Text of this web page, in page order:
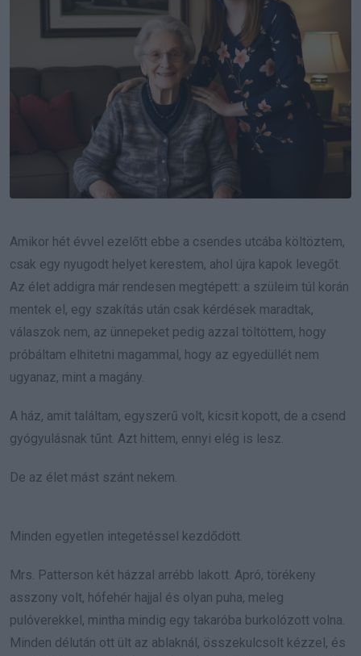
Amikor hét évvel ezelőtt ebbe a csendes utcába költöztem,
csak egy nyugodt helyet kerestem, ahol újra kapok levegőt.
Az élet addigra már rendesen megtépett: a szüleim túl korán
mentek el, egy szakítás után csak kérdések maradtak,
válaszok nem, az ünnepeket pedig azzal töltöttem, hogy
próbáltam elhitetni magammal, hogy az egyedüllét nem
ugyanaz, mint a magány.
A ház, amit találtam, egyszerű volt, kicsit kopott, de a csend
gyógyulásnak tűnt. Azt hittem, ennyi elég is lesz.
De az élet mást szánt nekem.
Minden egyetlen integetéssel kezdődött.
Mrs. Patterson két házzal arrébb lakott. Apró, törékeny
asszony volt, hófehér hajjal és olyan puha, meleg
pulóverekkel, mintha mindig egy takaróba burkolózott volna.
Minden délután ott ült az ablaknál, összekulcsolt kézzel, és